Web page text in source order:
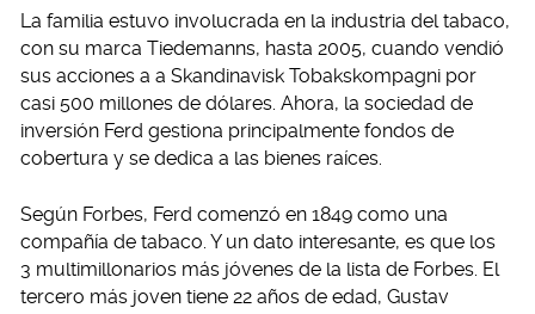
La familia estuvo involucrada en la industria del tabaco,
con su marca Tiedemanns, hasta 2005, cuando vendió
sus acciones a a Skandinavisk Tobakskompagni por
casi 500 millones de dólares. Ahora, la sociedad de
inversión Ferd gestiona principalmente fondos de
cobertura y se dedica a las bienes raíces.
Según Forbes, Ferd comenzó en 1849 como una
compañía de tabaco. Y un dato interesante, es que los
3 multimillonarios más jóvenes de la lista de Forbes. El
tercero más joven tiene 22 años de edad, Gustav